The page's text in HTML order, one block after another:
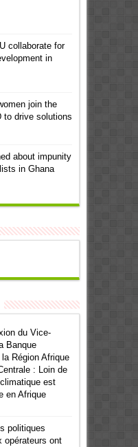
collaborate for
in
join the
to drive solutions
about impunity
in Ghana
du Vice-
Banque
Région Afrique
: Loin de
est
en Afrique
politiques
opérateurs ont